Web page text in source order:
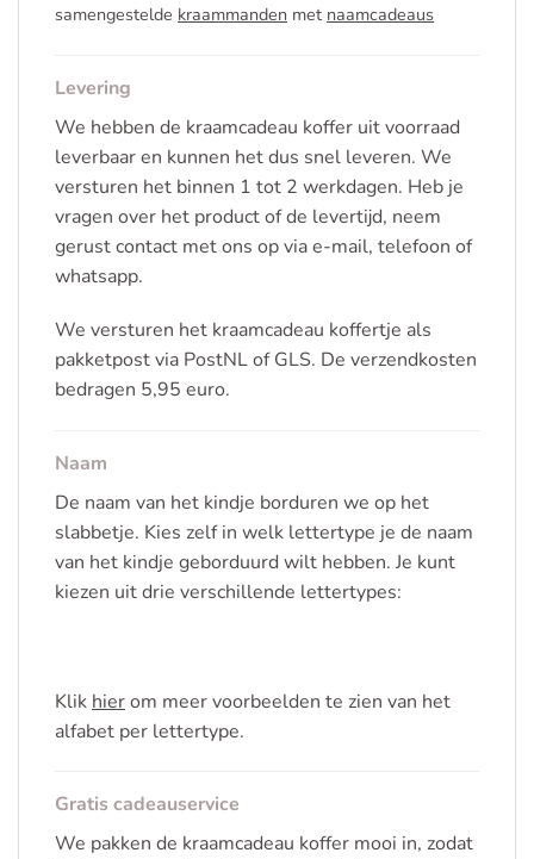
samengestelde kraammanden met naamcadeaus
Levering
We hebben de kraamcadeau koffer uit voorraad
leverbaar en kunnen het dus snel leveren. We
versturen het binnen 1 tot 2 werkdagen. Heb je
vragen over het product of de levertijd, neem
gerust contact met ons op via e-mail, telefoon of
whatsapp.
We versturen het kraamcadeau koffertje als
pakketpost via PostNL of GLS. De verzendkosten
bedragen 5,95 euro.
Naam
De naam van het kindje borduren we op het
slabbetje. Kies zelf in welk lettertype je de naam
van het kindje geborduurd wilt hebben. Je kunt
kiezen uit drie verschillende lettertypes:
Klik hierom meer voorbeelden te zien van het
alfabet per lettertype.
Gratis cadeauservice
We pakken de kraamcadeau koffer mooi in, zodat